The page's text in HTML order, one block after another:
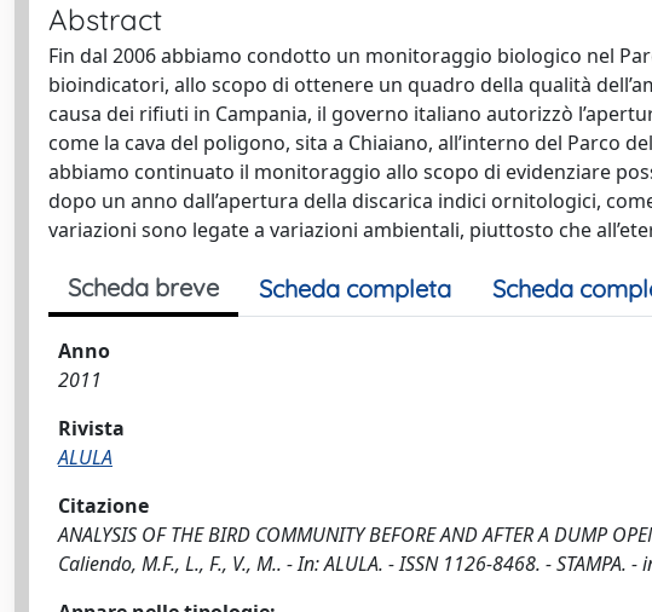
Abstract
Fin dal 2006 abbiamo condotto un monitoraggio biologico nel
bioindicatori, allo scopo di ottenere un quadro della qualità
causa dei rifiuti in Campania, il governo italiano autorizzò
come la cava del poligono, sita a Chiaiano, all’interno del Parco
abbiamo continuato il monitoraggio allo scopo di evidenziare
dopo un anno dall’apertura della discarica indici ornitologici,
variazioni sono legate a variazioni ambientali, piuttosto che
Scheda breve Scheda completa Scheda
Anno
2011
Rivista
ALULA
Citazione
ANALYSIS OF THE BIRD COMMUNITY BEFORE AND AFTER A DUMP
Caliendo, M.F., L., F., V., M.. - In: ALULA. - ISSN 1126-8468. - STAMPA.